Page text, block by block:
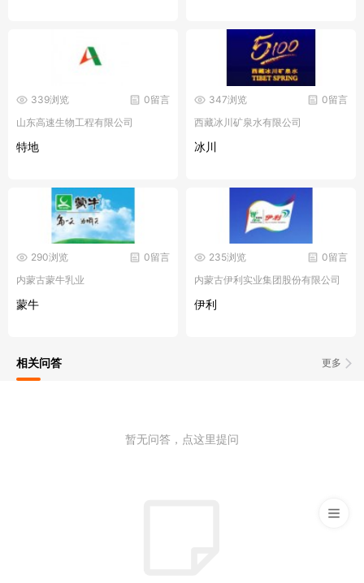
0留言
339浏览
山东高速生物工程有限公司
特地
0留言
347浏览
西藏冰川矿泉水有限公司
冰川
0留言
290浏览
内蒙古蒙牛乳业
蒙牛
0留言
235浏览
内蒙古伊利实业集团股份有限公司
伊利
更多
相关问答
暂无问答，点这里提问